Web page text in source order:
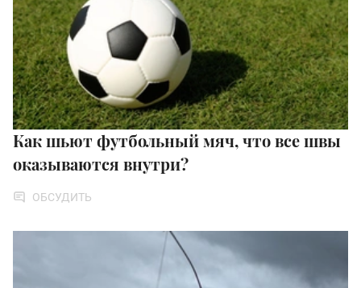
Как шьют футбольный мяч, что все швы
оказываются внутри?
ОБСУДИТЬ